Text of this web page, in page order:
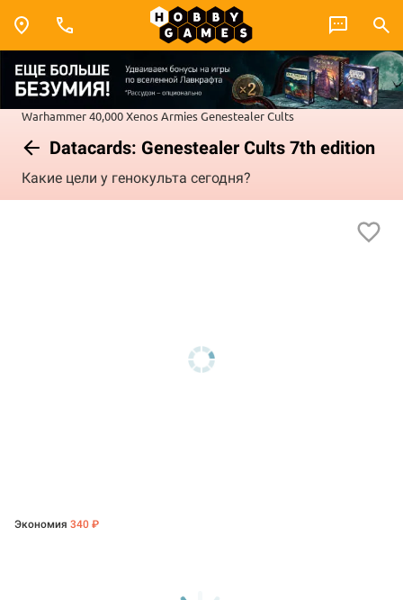
Warhammer 40,000Xenos ArmiesGenestealer Cults
Datacards: Genestealer Cults 7th edition
Какие цели у генокульта сегодня?
Экономия 340 ₽